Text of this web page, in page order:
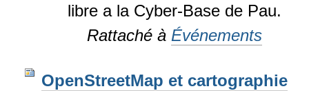
libre a la Cyber-Base de Pau.
Rattaché à Événements
OpenStreetMap et cartographie